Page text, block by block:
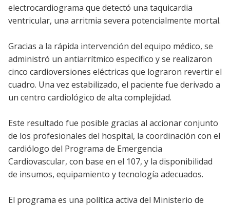
electrocardiograma que detectó una taquicardia
ventricular, una arritmia severa potencialmente mortal.
Gracias a la rápida intervención del equipo médico, se
administró un antiarrítmico específico y se realizaron
cinco cardioversiones eléctricas que lograron revertir el
cuadro. Una vez estabilizado, el paciente fue derivado a
un centro cardiológico de alta complejidad.
Este resultado fue posible gracias al accionar conjunto
de los profesionales del hospital, la coordinación con el
cardiólogo del Programa de Emergencia
Cardiovascular, con base en el 107, y la disponibilidad
de insumos, equipamiento y tecnología adecuados.
El programa es una política activa del Ministerio de